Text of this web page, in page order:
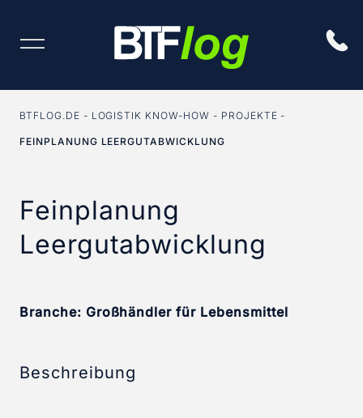
BTFLOG.DE LOGISTIK KNOW-HOW PROJEKTE
FEINPLANUNG LEERGUTABWICKLUNG
Feinplanung
Leergutabwicklung
Branche: Großhändler für Lebensmittel
Beschreibung